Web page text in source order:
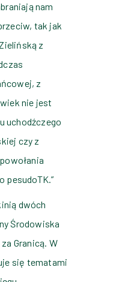
nam
tak jak
z
z
nie jest
uchodźczego
czy z
pesudoTK.”
dwóch
Środowiska
Granicą. W
się tematami